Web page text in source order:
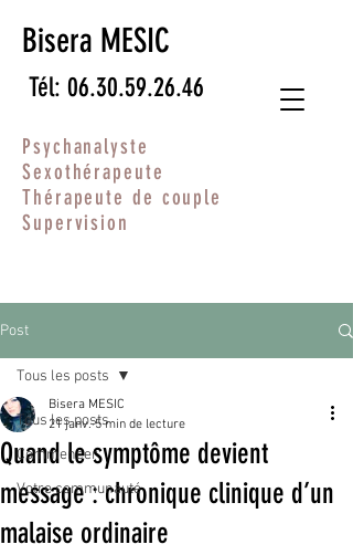
Bisera MESIC
Psychanalyste
Sexothérapeute
Thérapeute de couple
Supervision
Tél: 06.30.59.26.46
Post
Tous les posts
Commencer
Votre communauté
Tous les posts
Quand le symptôme devient
message : chronique clinique d’un
malaise ordinaire
Bisera MESIC
21 janv. 5 min de lecture